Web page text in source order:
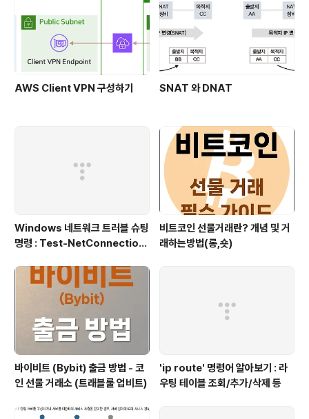
AWS Client VPN 구성하기 SNAT 와 DNAT
Windows 네트워크 트러블 슈팅
명령 : Test-NetConnection
비트코인 선물거래란? 개념 및 거
래하는방법(롱,숏)
바이비트 (Bybit) 출금 방법 - 코
인 선물 거래소 (트래블룰 업비트)
'ip route' 명령어 알아보기 : 라
우팅 테이블 조회/추가/삭제 등